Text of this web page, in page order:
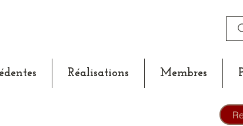
Réalisations Membres